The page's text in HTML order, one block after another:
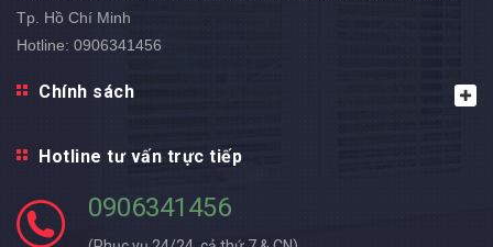
Tp. Hồ Chí Minh
Hotline: 0906341456
Chính sách
Hotline tư vấn trực tiếp
0906341456